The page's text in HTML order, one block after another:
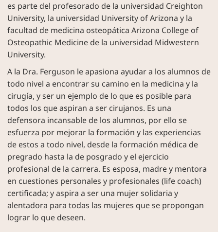
es parte del profesorado de la universidad Creighton
University, la universidad University of Arizona y la
facultad de medicina osteopática Arizona College of
Osteopathic Medicine de la universidad Midwestern
University.
A la Dra. Ferguson le apasiona ayudar a los alumnos de
todo nivel a encontrar su camino en la medicina y la
cirugía, y ser un ejemplo de lo que es posible para
todos los que aspiran a ser cirujanos. Es una
defensora incansable de los alumnos, por ello se
esfuerza por mejorar la formación y las experiencias
de estos a todo nivel, desde la formación médica de
pregrado hasta la de posgrado y el ejercicio
profesional de la carrera. Es esposa, madre y mentora
en cuestiones personales y profesionales (life coach)
certificada; y aspira a ser una mujer solidaria y
alentadora para todas las mujeres que se propongan
lograr lo que deseen.